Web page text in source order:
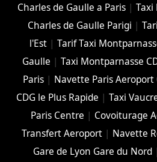
Charles de Gaulle a Paris |Taxi
Charles de Gaulle Parigi |
l'Est| Tarif Taxi
Gaulle | Taxi Montparnasse
Paris | Navette Paris Aeroport
CDG le Plus Rapide |Taxi
Paris Centre | Covoiturage
Transfert Aeroport | Navette
Gare de Lyon Gare du Nord